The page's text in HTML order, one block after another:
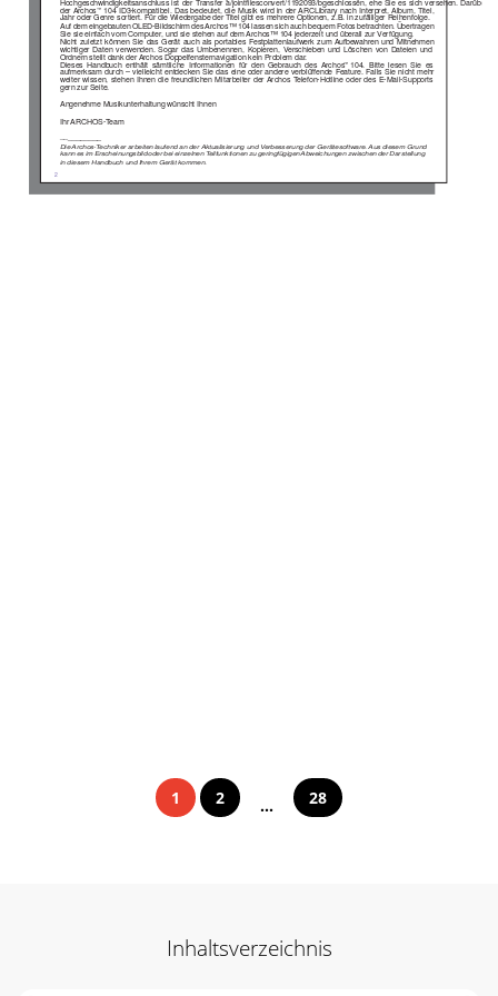
2
Hochgeschwindigkeitsanschluss ist der Transfer a/jointfilesconvert/1192093/bgeschlossen, ehe Sie es sich versehen. Darüber
der Archos™ 104 ID3-kompatibel. Das bedeutet, die Musik wird in der ARCLibrary nach Interpret, Album, Titel,
Jahr oder Genre sortiert. Für die Wiedergabe der Titel gibt es mehrere Optionen, z.B. in zufälliger Reihenfolge.
Auf dem eingebauten OLED-Bildschirm des Archos™ 104 lassen sich auch bequem Fotos betrachten. Übertragen
Sie sie einfach vom Computer, und sie stehen auf dem Archos™ 104 jederzeit und überall zur Verfügung.
Nicht zuletzt können Sie das Gerät auch als portables Festplattenlaufwerk zum Aufbewahren und Mitnehmen
wichtiger Daten verwenden. Sogar das Umbenennen, Kopieren, Verschieben und Löschen von Dateien und
Ordnern stellt dank der Archos Doppelfensternavigation kein Problem dar.
Dieses Handbuch enthält sämtliche Informationen für den Gebrauch des Archos™ 104. Bitte lesen Sie es
aufmerksam durch – vielleicht entdecken Sie das eine oder andere verblüffende Feature. Falls Sie nicht mehr
weiter wissen, stehen Ihnen die freundlichen Mitarbeiter der Archos Telefon-Hotline oder des E-Mail-Supports
gern zur Seite.
Angenehme Musikunterhaltung wünscht Ihnen
Ihr ARCHOS-Team
Die Archos-Techniker arbeiten laufend an der Aktualisierung und Verbesserung der Gerätesoftware. Aus diesem Grund
kann es im Erscheinungsbild oder bei einzelnen Teilfunktionen zu geringfügigen Abweichungen zwischen der Darstellung
in diesem Handbuch und Ihrem Gerät kommen.
1 2 ... 28
Inhaltsverzeichnis